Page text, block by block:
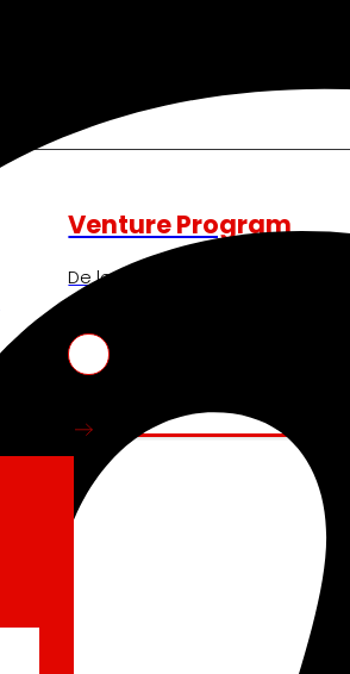
Venture Program
De les idees a l’acció, el
de start-ups que revolucionen